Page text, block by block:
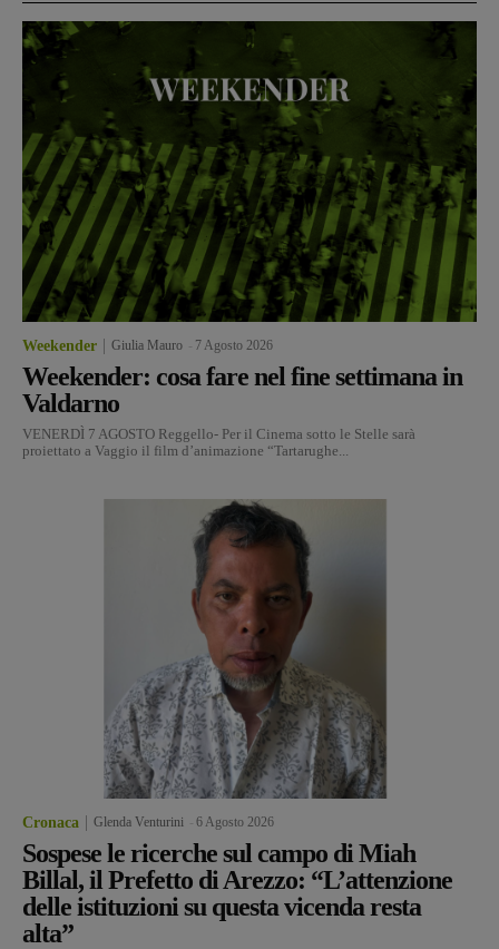
Weekender Giulia Mauro 7 Agosto 2026
Weekender: cosa fare nel fine settimana in
Valdarno
VENERDÌ 7 AGOSTO Reggello- Per il Cinema sotto le Stelle sarà
proiettato a Vaggio il film d’animazione “Tartarughe...
Cronaca Glenda Venturini 6 Agosto 2026
Sospese le ricerche sul campo di Miah
Billal, il Prefetto di Arezzo: “L’attenzione
delle istituzioni su questa vicenda resta
alta”